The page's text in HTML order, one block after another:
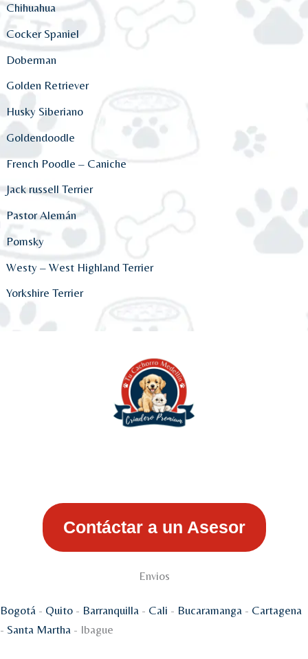
Chihuahua
Cocker Spaniel
Doberman
Golden Retriever
Husky Siberiano
Goldendoodle
French Poodle – Caniche
Jack russell Terrier
Pastor Alemán
Pomsky
Westy – West Highland Terrier
Yorkshire Terrier
Contáctar a un Asesor
Envios
Bogotá - Quito - Barranquilla - Cali - Bucaramanga - Cartagena
- Santa Martha - Ibague